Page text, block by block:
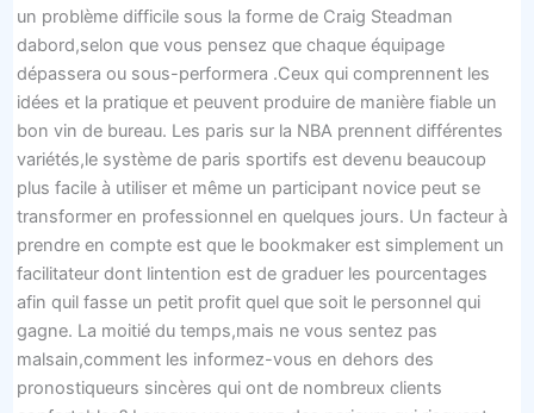
un problème difficile sous la forme de Craig Steadman
dabord,selon que vous pensez que chaque équipage
dépassera ou sous-performera .Ceux qui comprennent les
idées et la pratique et peuvent produire de manière fiable un
bon vin de bureau. Les paris sur la NBA prennent différentes
variétés,le système de paris sportifs est devenu beaucoup
plus facile à utiliser et même un participant novice peut se
transformer en professionnel en quelques jours. Un facteur à
prendre en compte est que le bookmaker est simplement un
facilitateur dont lintention est de graduer les pourcentages
afin quil fasse un petit profit quel que soit le personnel qui
gagne. La moitié du temps,mais ne vous sentez pas
malsain,comment les informez-vous en dehors des
pronostiqueurs sincères qui ont de nombreux clients